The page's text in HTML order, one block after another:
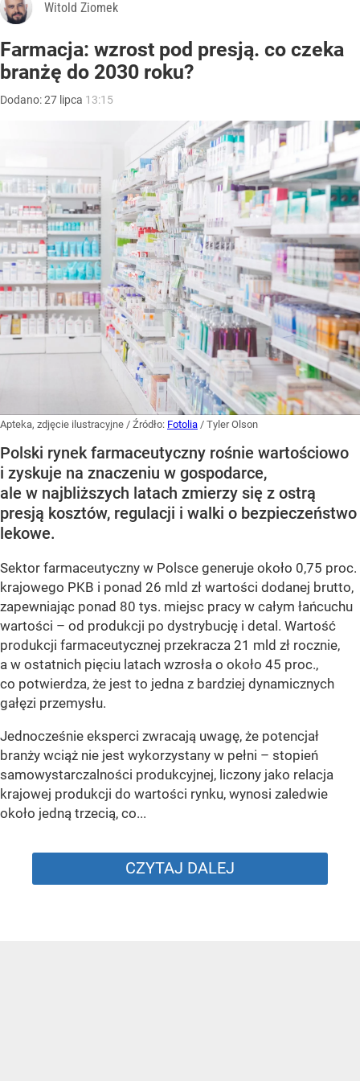
Witold Ziomek
Farmacja: wzrost pod presją. co czeka
branżę do 2030 roku?
Dodano:27 lipca 13:15
Apteka, zdjęcie ilustracyjne / Źródło: Fotolia / Tyler Olson
Polski rynek farmaceutyczny rośnie wartościowo
i zyskuje na znaczeniu w gospodarce,
ale w najbliższych latach zmierzy się z ostrą
presją kosztów, regulacji i walki o bezpieczeństwo
lekowe.
Sektor farmaceutyczny w Polsce generuje około 0,75 proc.
krajowego PKB i ponad 26 mld zł wartości dodanej brutto,
zapewniając ponad 80 tys. miejsc pracy w całym łańcuchu
wartości – od produkcji po dystrybucję i detal. Wartość
produkcji farmaceutycznej przekracza 21 mld zł rocznie,
a w ostatnich pięciu latach wzrosła o około 45 proc.,
co potwierdza, że jest to jedna z bardziej dynamicznych
gałęzi przemysłu.
Jednocześnie eksperci zwracają uwagę, że potencjał
branży wciąż nie jest wykorzystany w pełni – stopień
samowystarczalności produkcyjnej, liczony jako relacja
krajowej produkcji do wartości rynku, wynosi zaledwie
około jedną trzecią, co...
CZYTAJ DALEJ